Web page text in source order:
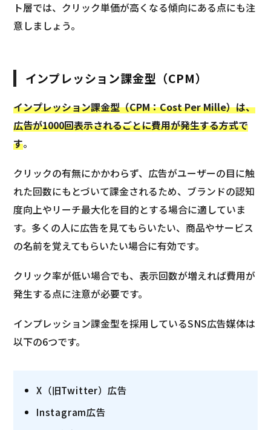
ト層では、クリック単価が高くなる傾向にある点にも注
意しましょう。
インプレッション課金型（CPM）
インプレッション課金型（CPM：Cost Per Mille）は、
広告が1000回表示されるごとに費用が発生する方式で
す。
クリックの有無にかかわらず、広告がユーザーの目に触
れた回数にもとづいて課金されるため、ブランドの認知
度向上やリーチ最大化を目的とする場合に適していま
す。多くの人に広告を見てもらいたい、商品やサービス
の名前を覚えてもらいたい場合に有効です。
クリック率が低い場合でも、表示回数が増えれば費用が
発生する点に注意が必要です。
インプレッション課金型を採用しているSNS広告媒体は
以下の6つです。
X（旧Twitter）広告
Instagram広告